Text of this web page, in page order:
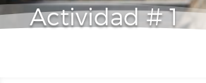
Actividad # 1